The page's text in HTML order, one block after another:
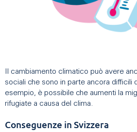
Il cambiamento climatico può avere
sociali che sono in parte ancora difficili
esempio, è possibile che aumenti la
rifugiate a causa del clima.
Conseguenze in Svizzera